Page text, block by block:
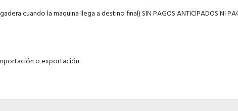
cuando la maquina llega a destino final) SIN PAGOS ANTICIPADOS NI
o exportación.